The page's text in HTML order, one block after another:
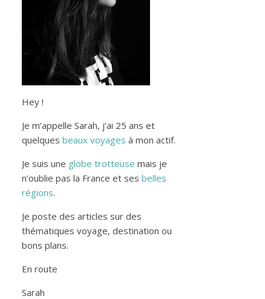
Hey !
Je m’appelle Sarah, j’ai 25 ans et
quelques beaux voyages à mon actif.
Je suis une globe trotteuse mais je
n’oublie pas la France et ses belles
régions.
Je poste des articles sur des
thématiques voyage, destination ou
bons plans.
En route
Sarah